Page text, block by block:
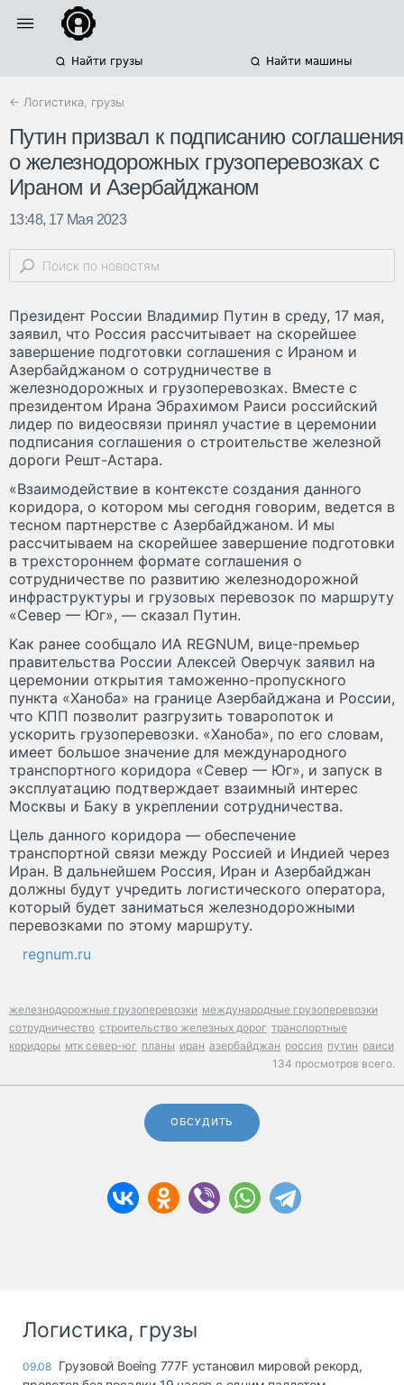
Найти грузы Найти машины
← Логистика, грузы
Путин призвал к подписанию соглашения
о железнодорожных грузоперевозках с
Ираном и Азербайджаном
13:48, 17 Мая 2023
Президент России Владимир Путин в среду, 17 мая,
заявил, что Россия рассчитывает на скорейшее
завершение подготовки соглашения с Ираном и
Азербайджаном о сотрудничестве в
железнодорожных и грузоперевозках. Вместе с
президентом Ирана Эбрахимом Раиси российский
лидер по видеосвязи принял участие в церемонии
подписания соглашения о строительстве железной
дороги Решт-Астара.
«Взаимодействие в контексте создания данного
коридора, о котором мы сегодня говорим, ведется в
тесном партнерстве с Азербайджаном. И мы
рассчитываем на скорейшее завершение подготовки
в трехстороннем формате соглашения о
сотрудничестве по развитию железнодорожной
инфраструктуры и грузовых перевозок по маршруту
«Север — Юг», — сказал Путин.
Как ранее сообщало ИА REGNUM, вице-премьер
правительства России Алексей Оверчук заявил на
церемонии открытия таможенно-пропускного
пункта «Ханоба» на границе Азербайджана и России,
что КПП позволит разгрузить товаропоток и
ускорить грузоперевозки. «Ханоба», по его словам,
имеет большое значение для международного
транспортного коридора «Север — Юг», и запуск в
эксплуатацию подтверждает взаимный интерес
Москвы и Баку в укреплении сотрудничества.
Цель данного коридора — обеспечение
транспортной связи между Россией и Индией через
Иран. В дальнейшем Россия, Иран и Азербайджан
должны будут учредить логистического оператора,
который будет заниматься железнодорожными
перевозками по этому маршруту.
regnum.ru
железнодорожные грузоперевозки международные грузоперевозки
сотрудничество строительство железных дорог транспортные
коридоры мтк север-юг планы иран азербайджан россия путин раиси
134 просмотров всего.
ОБСУДИТЬ
Логистика, грузы
09.08 Грузовой Boeing 777F установил мировой рекорд,